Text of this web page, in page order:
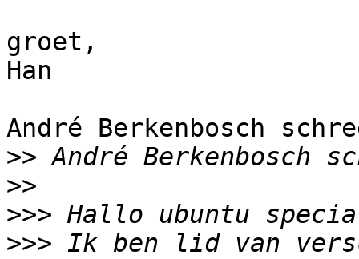
groet,
Han
André Berkenbosch
>>
>>
>>>
>>> Ik ben lid van